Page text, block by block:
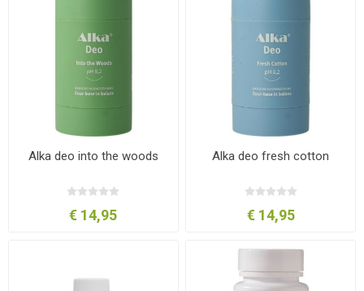
Alka deo into the woods
€ 14,95
Alka deo fresh cotton
€ 14,95